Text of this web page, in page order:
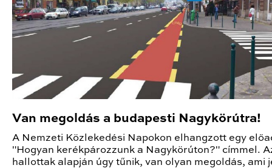
Van megoldás a budapesti Nagykörútra!
A Nemzeti Közlekedési Napokon elhangzott egy
"Hogyan kerékpározzunk a Nagykörúton?" címmel.
hallottak alapján úgy tűnik, van olyan megoldás, ami